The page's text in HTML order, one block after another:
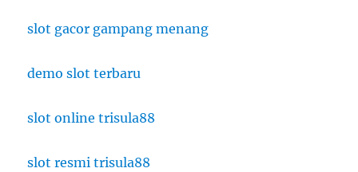
slot gacor gampang menang
demo slot terbaru
slot online trisula88
slot resmi trisula88